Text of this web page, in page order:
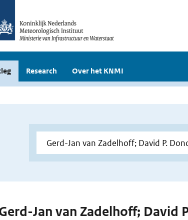
Research Over het KNMI
Jan van Zadelhoff; David